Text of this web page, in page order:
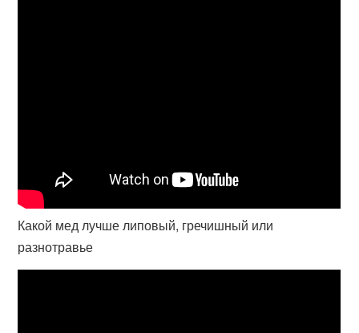
Какой мед лучше липовый, гречишный или
разнотравье